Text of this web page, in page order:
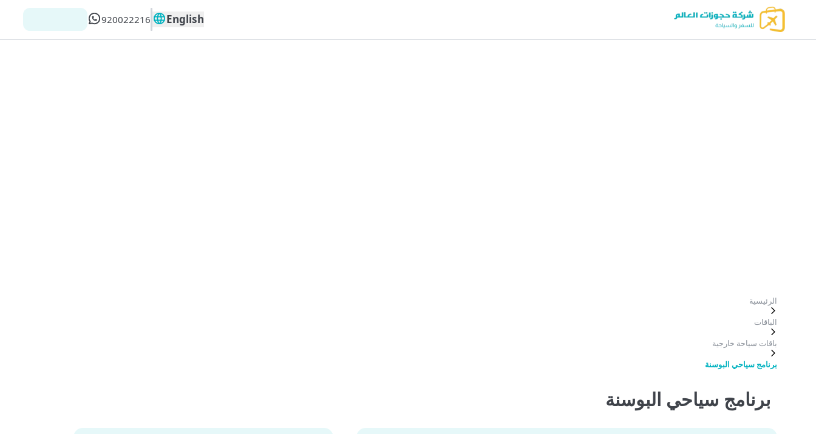
English
920022216
سياحة خارجية
برنامج سياحي البوسنة